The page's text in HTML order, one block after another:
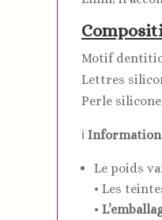
Motif
Lettres
Perle
ℹ️
Le poids
• Les
•